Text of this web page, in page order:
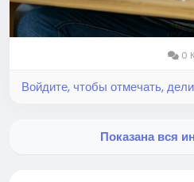
0
Войдите, чтобы отмечать,
Показана вся